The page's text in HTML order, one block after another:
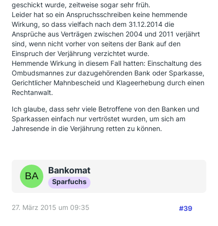
geschickt wurde, zeitweise sogar sehr früh.
Leider hat so ein Anspruchsschreiben keine hemmende
Wirkung, so dass vielfach nach dem 31.12.2014 die
Ansprüche aus Verträgen zwischen 2004 und 2011 verjährt
sind, wenn nicht vorher von seitens der Bank auf den
Einspruch der Verjährung verzichtet wurde.
Hemmende Wirkung in diesem Fall hatten: Einschaltung des
Ombudsmannes zur dazugehörenden Bank oder Sparkasse,
Gerichtlicher Mahnbescheid und Klageerhebung durch einen
Rechtanwalt.
Ich glaube, dass sehr viele Betroffene von den Banken und
Sparkassen einfach nur vertröstet wurden, um sich am
Jahresende in die Verjährung retten zu können.
Bankomat
Sparfuchs
27. März 2015 um 09:35 #39